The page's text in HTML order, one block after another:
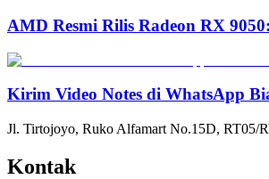
AMD Resmi Rilis Radeon RX
Kirim Video Notes di WhatsApp
Jl. Tirtojoyo, Ruko Alfamart No.15D, RT05/
Kontak